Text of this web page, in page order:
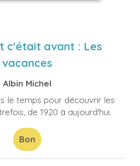
c'était avant : Les
vacances
Albin Michel
le temps pour découvrir les
de 1920 à aujourd'hui.
Bon